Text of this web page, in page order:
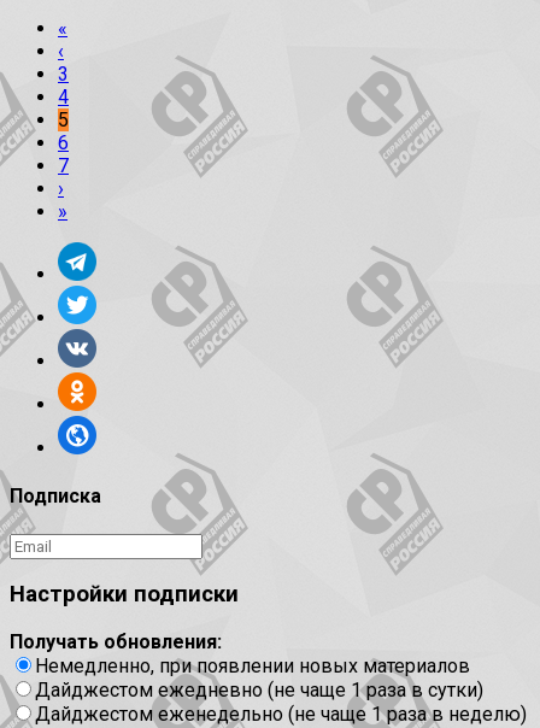
«
‹
3
4
5
6
7
›
»
Подписка
Настройки подписки
Получать обновления:
Немедленно, при появлении новых материалов
Дайджестом ежедневно (не чаще 1 раза в сутки)
Дайджестом еженедельно (не чаще 1 раза в неделю)